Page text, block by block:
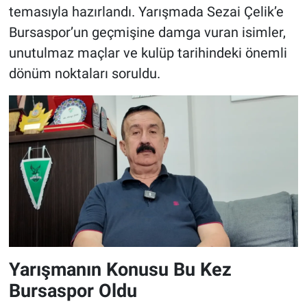
temasıyla hazırlandı. Yarışmada Sezai Çelik’e
Bursaspor’un geçmişine damga vuran isimler,
unutulmaz maçlar ve kulüp tarihindeki önemli
dönüm noktaları soruldu.
Yarışmanın Konusu Bu Kez
Bursaspor Oldu